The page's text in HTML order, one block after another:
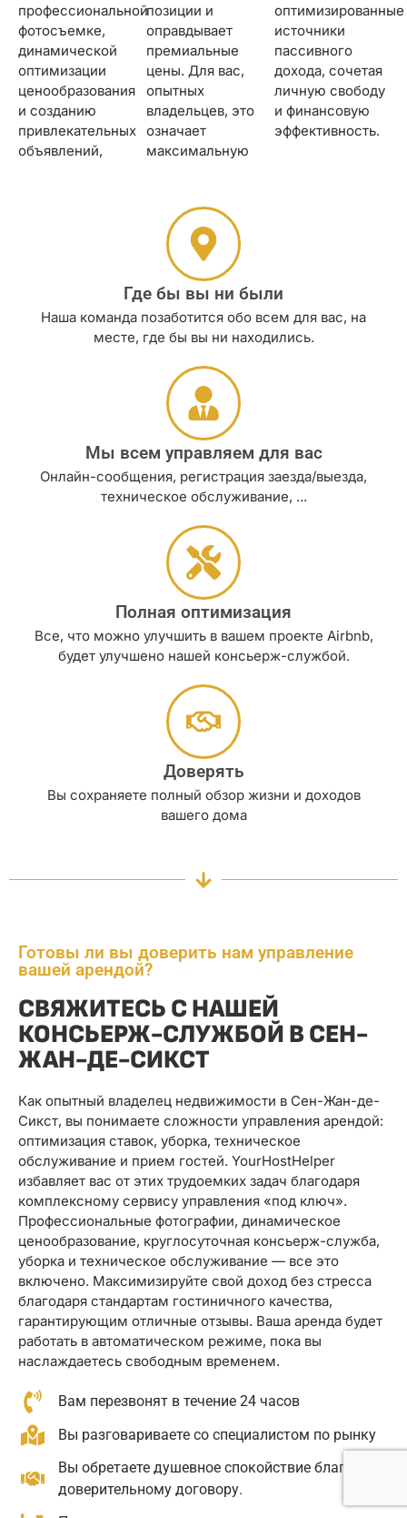
профессиональной
фотосъемке,
динамической
оптимизации
ценообразования
и созданию
привлекательных
объявлений,
позиции и
оправдывает
премиальные
цены. Для вас,
опытных
владельцев, это
означает
максимальную
оптимизированные
источники
пассивного
дохода, сочетая
личную свободу
и финансовую
эффективность.
Где бы вы ни были
Наша команда позаботится обо всем для вас, на
месте, где бы вы ни находились.
Мы всем управляем для вас
Онлайн-сообщения, регистрация заезда/выезда,
техническое обслуживание, ...
Полная оптимизация
Все, что можно улучшить в вашем проекте Airbnb,
будет улучшено нашей консьерж-службой.
Доверять
Вы сохраняете полный обзор жизни и доходов
вашего дома
Готовы ли вы доверить нам управление
вашей арендой?
СВЯЖИТЕСЬ С НАШЕЙ
КОНСЬЕРЖ-СЛУЖБОЙ В СЕН-
ЖАН-ДЕ-СИКСТ
Как опытный владелец недвижимости в Сен-Жан-де-
Сикст, вы понимаете сложности управления арендой:
оптимизация ставок, уборка, техническое
обслуживание и прием гостей. YourHostHelper
избавляет вас от этих трудоемких задач благодаря
комплексному сервису управления «под ключ».
Профессиональные фотографии, динамическое
ценообразование, круглосуточная консьерж-служба,
уборка и техническое обслуживание — все это
включено. Максимизируйте свой доход без стресса
благодаря стандартам гостиничного качества,
гарантирующим отличные отзывы. Ваша аренда будет
работать в автоматическом режиме, пока вы
наслаждаетесь свободным временем.
Вам перезвонят в течение 24 часов
Вы разговариваете со специалистом по рынку
Вы обретаете душевное спокойствие благодаря
доверительному договору.